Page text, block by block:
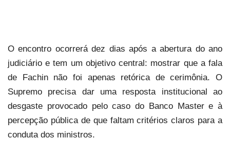
O encontro ocorrerá dez dias após a abertura do ano
judiciário e tem um objetivo central: mostrar que a fala
de Fachin não foi apenas retórica de cerimônia. O
Supremo precisa dar uma resposta institucional ao
desgaste provocado pelo caso do Banco Master e à
percepção pública de que faltam critérios claros para a
conduta dos ministros.